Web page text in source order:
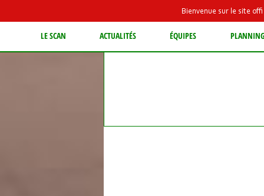
Bienvenue sur le site
LE SCAN ACTUALITÉS ÉQUIPES